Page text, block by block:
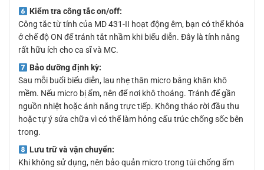
Kiểm tra công tắc on/off:
Công tắc từ tính của MD 431-II hoạt động êm, bạn có thể khóa
ở chế độ ON để tránh tắt nhầm khi biểu diễn. Đây là tính năng
rất hữu ích cho ca sĩ và MC.
Bảo dưỡng định kỳ:
Sau mỗi buổi biểu diễn, lau nhẹ thân micro bằng khăn khô
mềm. Nếu micro bị ẩm, nên để nơi khô thoáng. Tránh để gần
nguồn nhiệt hoặc ánh nắng trực tiếp. Không tháo rời đầu thu
hoặc tự ý sửa chữa vì có thể làm hỏng cấu trúc chống sốc bên
trong.
Lưu trữ và vận chuyển:
Khi không sử dụng, nên bảo quản micro trong túi chống ẩm